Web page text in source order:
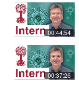
00:44:54
00:37:26